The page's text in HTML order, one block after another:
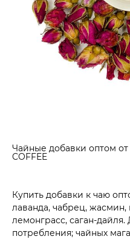
Чайные добавки оптом от
COFFEE
Купить добавки к чаю
лаванда, чабрец,
лемонграсс, саган-
потребления; чайных